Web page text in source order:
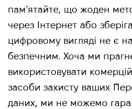
памʼятайте, що жоден
через Інтернет або
цифровому вигляді не є
безпечним. Хоча ми
використовувати
засоби захисту ваших
даних, ми не можемо